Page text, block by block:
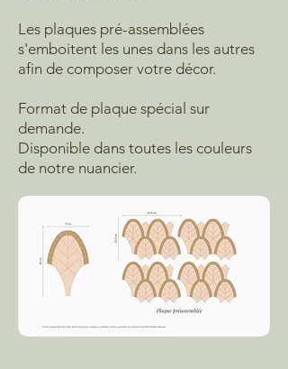
Les plaques pré-assemblées
s'emboitent les unes dans les autres
afin de composer votre décor.
Format de plaque spécial sur
demande.
Disponible dans toutes les couleurs
de notre nuancier.